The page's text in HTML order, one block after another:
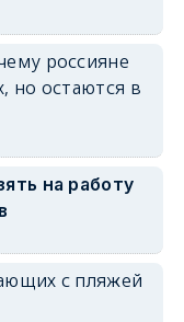
россияне
но остаются в
на работу
с пляжей